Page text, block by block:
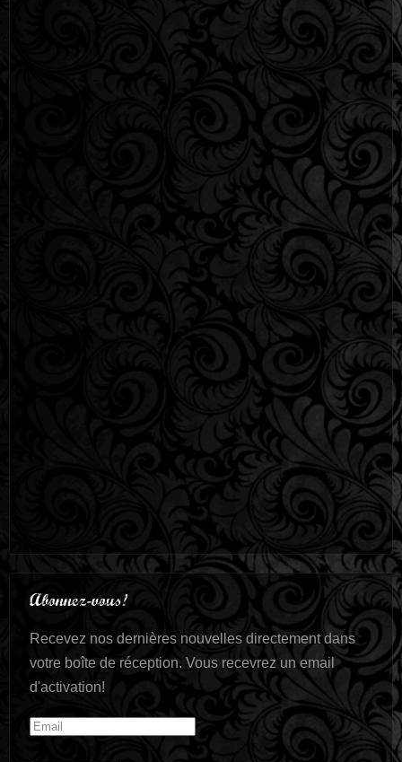
Abonnez-vous!
Recevez nos dernières nouvelles directement dans
votre boîte de réception. Vous recevrez un email
d'activation!